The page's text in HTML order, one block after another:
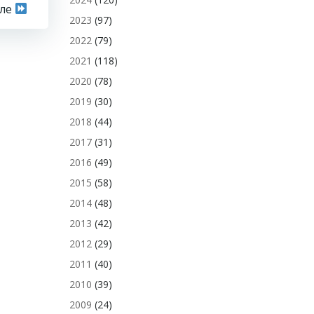
2023 (97)
2022 (79)
2021 (118)
2020 (78)
2019 (30)
2018 (44)
2017 (31)
2016 (49)
2015 (58)
2014 (48)
2013 (42)
2012 (29)
2011 (40)
2010 (39)
2009 (24)